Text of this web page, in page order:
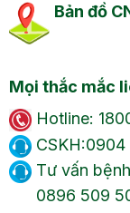
Bản đồ
Mọi thắc mắc
Hotline:
CSKH:0904
Tư vấn
0896 509